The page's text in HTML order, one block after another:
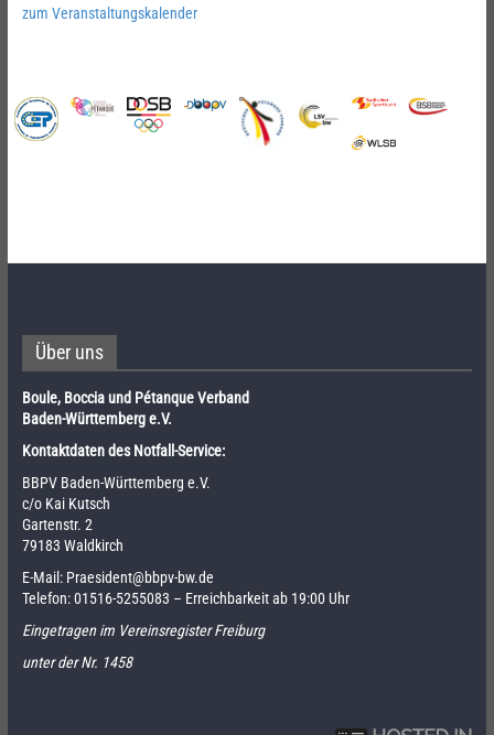
zum Veranstaltungskalender
Über uns
Boule, Boccia und Pétanque Verband
Baden-Württemberg e.V.
Kontaktdaten des Notfall-Service:
BBPV Baden-Württemberg e.V.
c/o Kai Kutsch
Gartenstr. 2
79183 Waldkirch
E-Mail: Praesident@bbpv-bw.de
Telefon:01516-5255083 – Erreichbarkeit ab 19:00 Uhr
Eingetragen im Vereinsregister Freiburg
unter der Nr. 1458